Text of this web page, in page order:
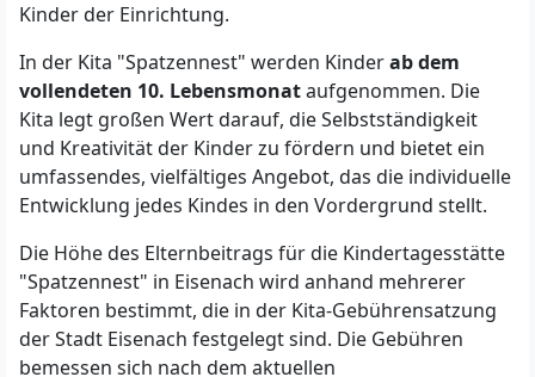
Kinder der Einrichtung.
In der Kita "Spatzennest" werden Kinderab dem
vollendeten 10. Lebensmonataufgenommen. Die
Kita legt großen Wert darauf, die Selbstständigkeit
und Kreativität der Kinder zu fördern und bietet ein
umfassendes, vielfältiges Angebot, das die individuelle
Entwicklung jedes Kindes in den Vordergrund stellt.
Die Höhe des Elternbeitrags für die Kindertagesstätte
"Spatzennest" in Eisenach wird anhand mehrerer
Faktoren bestimmt, die in der Kita-Gebührensatzung
der Stadt Eisenach festgelegt sind. Die Gebühren
bemessen sich nach dem aktuellen